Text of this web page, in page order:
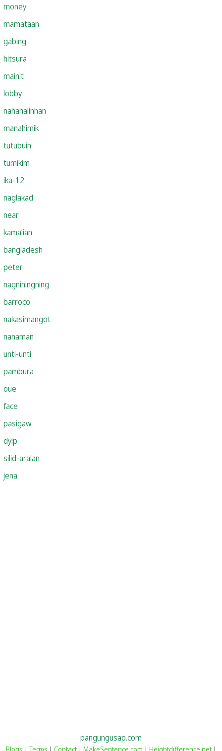
money
mamataan
gabing
hitsura
mainit
lobby
nahahalinhan
manahimik
tutubuin
tumikim
ika-12
naglakad
near
kamalian
bangladesh
peter
nagniningning
barroco
nakasimangot
nanaman
unti-unti
pambura
oue
face
pasigaw
dyip
silid-aralan
jena
pangungusap.com
Blogs | Terms | Contact| MakeSentence.com | Heightdifference.net|